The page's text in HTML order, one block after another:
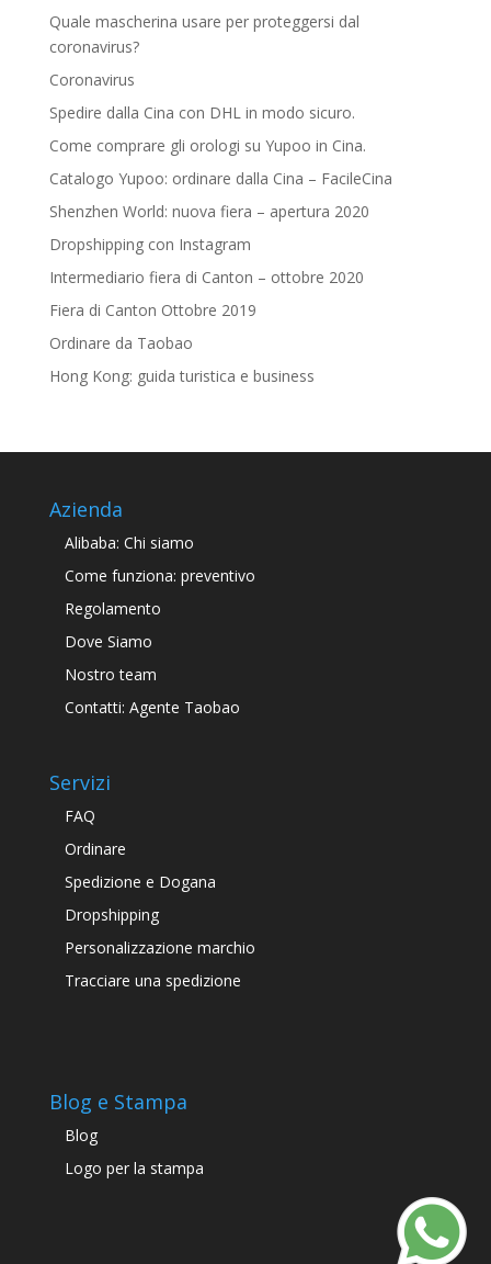
Quale mascherina usare per proteggersi dal
coronavirus?
Coronavirus
Spedire dalla Cina con DHL in modo sicuro.
Come comprare gli orologi su Yupoo in Cina.
Catalogo Yupoo: ordinare dalla Cina – FacileCina
Shenzhen World: nuova fiera – apertura 2020
Dropshipping con Instagram
Intermediario fiera di Canton – ottobre 2020
Fiera di Canton Ottobre 2019
Ordinare da Taobao
Hong Kong: guida turistica e business
Azienda
Alibaba: Chi siamo
Come funziona: preventivo
Regolamento
Dove Siamo
Nostro team
Contatti: Agente Taobao
Servizi
FAQ
Ordinare
Spedizione e Dogana
Dropshipping
Personalizzazione marchio
Tracciare una spedizione
Blog e Stampa
Blog
Logo per la stampa